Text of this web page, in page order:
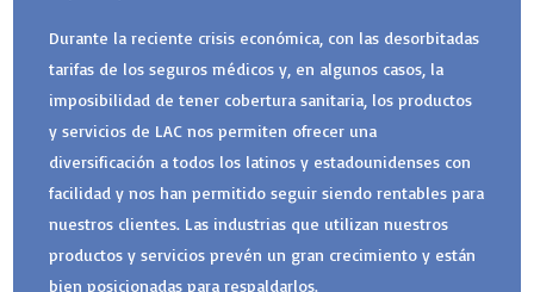
Durante la reciente crisis económica, con las desorbitadas
tarifas de los seguros médicos y, en algunos casos, la
imposibilidad de tener cobertura sanitaria, los productos
y servicios de LAC nos permiten ofrecer una
diversificación a todos los latinos y estadounidenses con
facilidad y nos han permitido seguir siendo rentables para
nuestros clientes. Las industrias que utilizan nuestros
productos y servicios prevén un gran crecimiento y están
bien posicionadas para respaldarlos.